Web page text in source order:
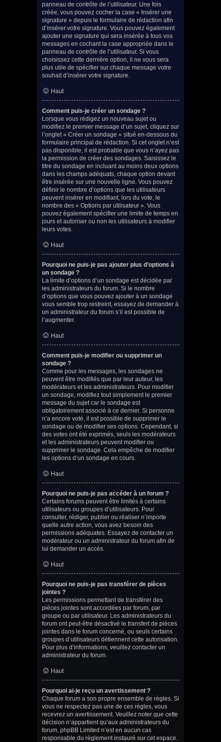
panneau de contrôle de l’utilisateur. Une fois
créée, vous pouvez cocher la case « Insérer une
signature » depuis le formulaire de rédaction afin
d’insérer votre signature. Vous pouvez également
ajouter une signature qui sera insérée à tous vos
messages en cochant la case appropriée dans le
panneau de contrôle de l’utilisateur. Si vous
choisissez cette dernière option, il ne vous sera
plus utile de spécifier sur chaque message votre
souhait d’insérer votre signature.
Haut
Comment puis-je créer un sondage ?
Lorsque vous rédigez un nouveau sujet ou
modifiez le premier message d’un sujet, cliquez sur
l’onglet « Créer un sondage » situé en-dessous du
formulaire principal de rédaction. Si cet onglet n’est
pas disponible, il est probable que vous n’ayez pas
la permission de créer des sondages. Saisissez le
titre du sondage en incluant au moins deux options
dans les champs adéquats, chaque option devant
être insérée sur une nouvelle ligne. Vous pouvez
définir le nombre d’options que les utilisateurs
peuvent insérer en modifiant, lors du vote, le
nombre des « Options par utilisateur ». Vous
pouvez également spécifier une limite de temps en
jours et autoriser ou non les utilisateurs à modifier
leurs votes.
Haut
Pourquoi ne puis-je pas ajouter plus d’options à
un sondage ?
La limite d’options d’un sondage est décidée par
les administrateurs du forum. Si le nombre
d’options que vous pouvez ajouter à un sondage
vous semble trop restreint, essayez de demander à
un administrateur du forum s’il est possible de
l’augmenter.
Haut
Comment puis-je modifier ou supprimer un
sondage ?
Comme pour les messages, les sondages ne
peuvent être modifiés que par leur auteur, les
modérateurs et les administrateurs. Pour modifier
un sondage, modifiez tout simplement le premier
message du sujet car le sondage est
obligatoirement associé à ce dernier. Si personne
n’a encore voté, il est possible de supprimer le
sondage ou de modifier ses options. Cependant, si
des votes ont été exprimés, seuls les modérateurs
et les administrateurs peuvent modifier ou
supprimer le sondage. Cela empêche de modifier
les options d’un sondage en cours.
Haut
Pourquoi ne puis-je pas accéder à un forum ?
Certains forums peuvent être limités à certains
utilisateurs ou groupes d’utilisateurs. Pour
consulter, rédiger, publier ou réaliser n’importe
quelle autre action, vous avez besoin des
permissions adéquates. Essayez de contacter un
modérateur ou un administrateur du forum afin de
lui demander un accès.
Haut
Pourquoi ne puis-je pas transférer de pièces
jointes ?
Les permissions permettant de transférer des
pièces jointes sont accordées par forum, par
groupe ou par utilisateur. Les administrateurs du
forum ont peut-être désactivé le transfert de pièces
jointes dans le forum concerné, ou seuls certains
groupes d’utilisateurs détiennent cette autorisation.
Pour plus d’informations, veuillez contacter un
administrateur du forum.
Haut
Pourquoi ai-je reçu un avertissement ?
Chaque forum a son propre ensemble de règles. Si
vous ne respectez pas une de ces règles, vous
recevrez un avertissement. Veuillez noter que cette
décision n’appartient qu’aux administrateurs du
forum, phpBB Limited n’est en aucun cas
responsable du règlement instauré sur cet espace.